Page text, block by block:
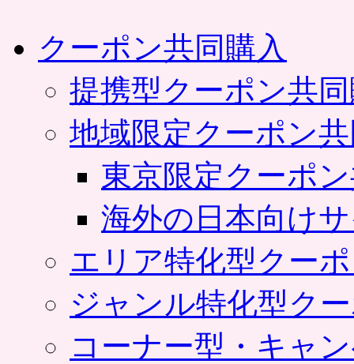
クーポン共同購入
提携型クーポン共
地域限定クーポン
東京限定クーポ
海外の日本向け
エリア特化型クー
ジャンル特化型ク
コーナー型・キャ